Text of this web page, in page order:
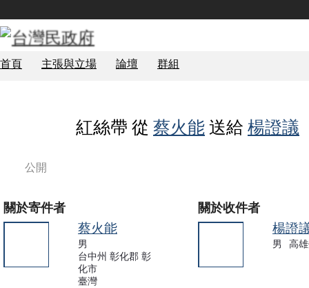
首頁 主張與立場 論壇 群組
公開
紅絲帶 從 蔡火能送給 楊證議
關於寄件者
蔡火能
男
台中州 彰化郡 彰
化市
臺灣
關於收件者
楊證
男 高